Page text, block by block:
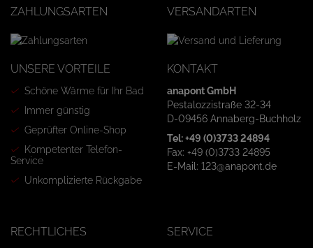
ZAHLUNGSARTEN VERSANDARTEN
UNSERE VORTEILE
Schöne Wärme für Ihr Bad
Immer günstig
Geprüfter Online-Shop
Kompetenter Telefon-
Service
Unkomplizierte Rückgabe
KONTAKT
anapont GmbH
Pestalozzistraße 32-34
D-09456 Annaberg-Buchholz
Tel: +49 (0)3733 24894
Fax: +49 (0)3733 24895
E-Mail: 123@anapont.de
RECHTLICHES SERVICE